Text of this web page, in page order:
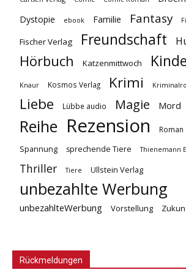
Dystopie ebook Familie Fantasy
Fischer Verlag Freundschaft
Hörbuch Katzenmittwoch
Knaur Kosmos Verlag Krimi
Liebe Lübbe audio Magie Mord
Reihe Rezension Roman
Spannung sprechende Tiere Thienemann
Thriller Tiere Ullstein Verlag
unbezahlte Werbung
unbezahlteWerbung Vorstellung
Rückmeldungen